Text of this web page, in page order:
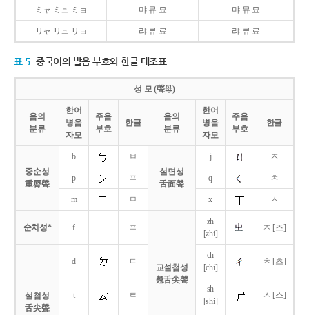
ミャ ミュ ミョ 먀 뮤 묘 먀 뮤 묘
リャ リュ リョ 랴 류 료 랴 류 료
표 5 중국어의 발음 부호와 한글 대조표
성 모 (聲母)
음의
분류
한어
병음
자모
주음
부호
한글
음의
분류
한어
병음
자모
주음
부호
한글
중순성
重脣聲
b
ㅂ
설면성
舌面聲
j ㅈ
p ㅍ q ㅊ
m ㅁ x ㅅ
순치성* f ㅍ
교설첨성
翹舌尖聲
zh
[zhi]
ㅈ [즈]
설첨성
舌尖聲
d ㄷ
ch
[chi]
ㅊ [츠]
t ㅌ
sh
[shi]
ㅅ [스]